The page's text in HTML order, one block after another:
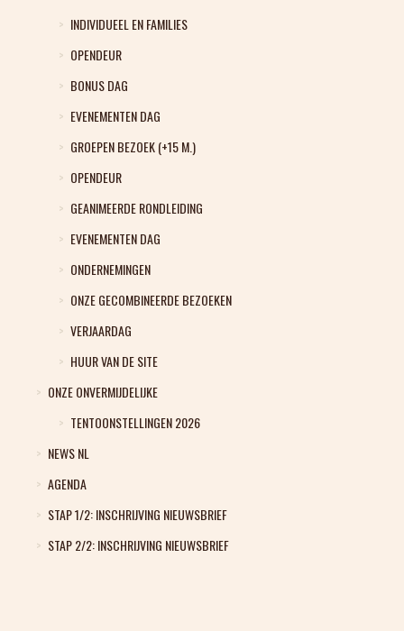
INDIVIDUEEL EN FAMILIES
OPENDEUR
BONUS DAG
EVENEMENTEN DAG
GROEPEN BEZOEK (+15 M.)
OPENDEUR
GEANIMEERDE RONDLEIDING
EVENEMENTEN DAG
ONDERNEMINGEN
ONZE GECOMBINEERDE BEZOEKEN
VERJAARDAG
HUUR VAN DE SITE
ONZE ONVERMIJDELIJKE
TENTOONSTELLINGEN 2026
NEWS NL
AGENDA
STAP 1/2: INSCHRIJVING NIEUWSBRIEF
STAP 2/2: INSCHRIJVING NIEUWSBRIEF